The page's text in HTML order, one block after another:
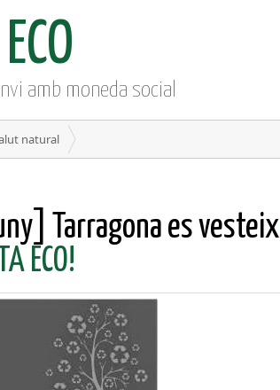
ECO
amb moneda social
natural
Tarragona es vesteix
ECO!